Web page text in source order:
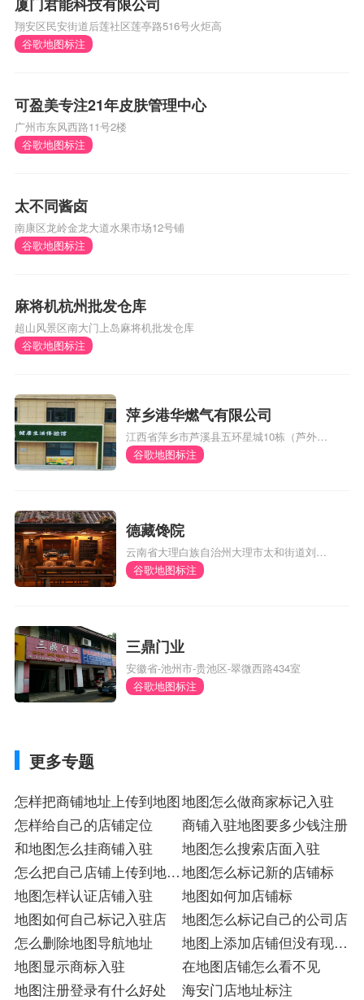
翔安区民安街道后莲社区莲亭路516号火炬高
谷歌地图标注
可盈美专注21年皮肤管理中心
广州市东风西路11号2楼
谷歌地图标注
太不同酱卤
南康区龙岭金龙大道水果市场12号铺
谷歌地图标注
麻将机杭州批发仓库
超山风景区南大门上岛麻将机批发仓库
谷歌地图标注
萍乡港华燃气有限公司
江西省萍乡市芦溪县五环星城10栋（芦外和
体育馆对面）
谷歌地图标注
德藏馋院
云南省大理白族自治州大理市太和街道刘官
厂村委会风阳邑村290号
谷歌地图标注
三鼎门业
安徽省-池州市-贵池区-翠微西路434室
谷歌地图标注
更多专题
怎样把商铺地址上传到地图地图怎么做商家标记入驻
怎样给自己的店铺定位
商铺入驻地图要多少钱注册
和地图怎么挂商铺入驻
地图怎么搜索店面入驻
怎么把自己店铺上传到地图
上铺店
地图怎么标记新的店铺标
地图怎样认证店铺入驻
地图如何加店铺标
地图如何自己标记入驻店
地图怎么标记自己的公司店
怎么删除地图导航地址
地图上添加店铺但没有现场
照片
地图显示商标入驻
在地图店铺怎么看不见
地图注册登录有什么好处
海安门店地址标注